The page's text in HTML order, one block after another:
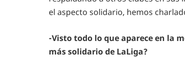
el aspecto solidario, hemos
-Visto todo lo que aparece en la
más solidario de LaLiga?